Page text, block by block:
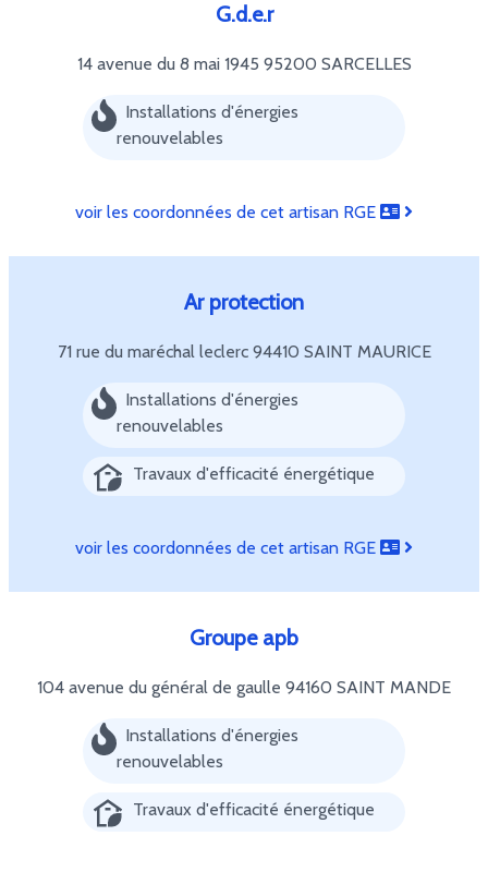
G.d.e.r
14 avenue du 8 mai 1945 95200 SARCELLES
Installations d'énergies
renouvelables
voir les coordonnées de cet artisan RGE
Ar protection
71 rue du maréchal leclerc 94410 SAINT MAURICE
Installations d'énergies
renouvelables
Travaux d'efficacité énergétique
voir les coordonnées de cet artisan RGE
Groupe apb
104 avenue du général de gaulle 94160 SAINT MANDE
Installations d'énergies
renouvelables
Travaux d'efficacité énergétique